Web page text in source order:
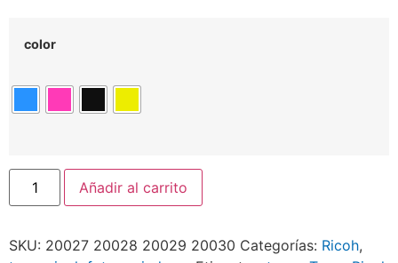
color
Añadir al carrito
SKU: 20027 20028 20029 20030 Categorías: Ricoh,